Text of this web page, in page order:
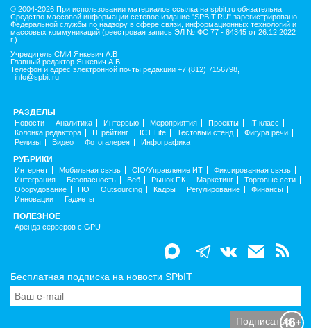
© 2004-2026 При использовании материалов ссылка на spbit.ru обязательна
Средство массовой информации сетевое издание "SPBIT.RU" зарегистрировано
Федеральной службы по надзору в сфере связи, информационных технологий и
массовых коммуникаций (реестровая запись ЭЛ № ФС 77 - 84345 от 26.12.2022
г.).
Учредитель СМИ Янкевич А.В
Главный редактор Янкевич А.В
Телефон и адрес электронной почты редакции +7 (812) 7156798,
info@spbit.ru
РАЗДЕЛЫ
Новости Аналитика Интервью Мероприятия Проекты
IT класс
Колонка редактора
IT рейтинг ICT Life Тестовый стенд
Фигура речи
Релизы
Видео Фотогалерея Инфографика
РУБРИКИ
Интернет Мобильная связь CIO/Управление ИТ
Фиксированная связь
Интеграция
Безопасность Веб Рынок ПК Маркетинг
Торговые сети
Оборудование
ПО Outsourcing Кадры Регулирование
Финансы
Инновации
Гаджеты
ПОЛЕЗНОЕ
Аренда серверов с GPU
Бесплатная подписка на новости SPbIT